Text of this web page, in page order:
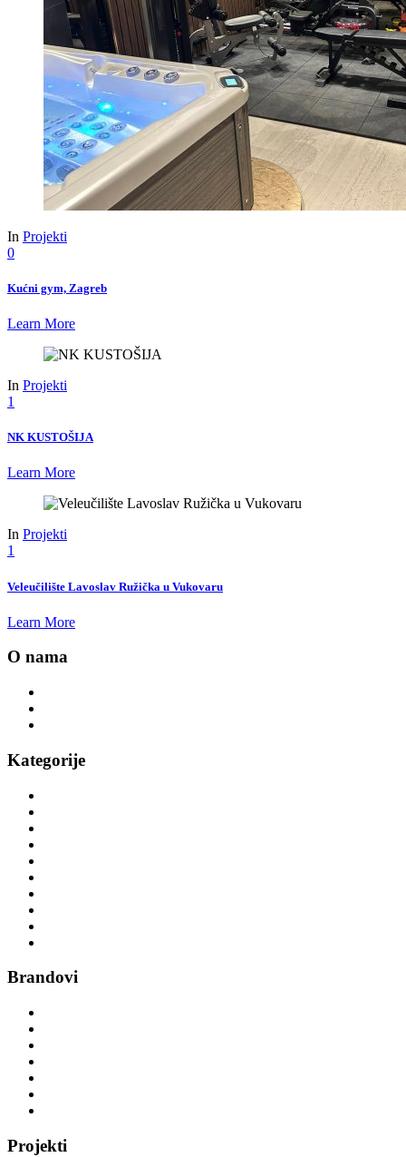
In Projekti
0
Kućni gym, Zagreb
Learn More
In Projekti
1
NK KUSTOŠIJA
Learn More
In Projekti
1
Veleučilište Lavoslav Ružička u Vukovaru
Learn More
O nama
Kategorije
Brandovi
Projekti